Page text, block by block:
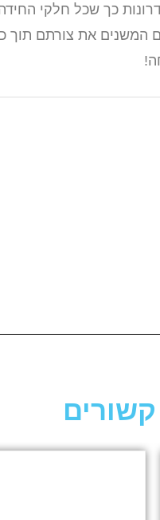
כך שכל חלקי
במקומם? משחק הגיון מאתגר עם 5 חלקים